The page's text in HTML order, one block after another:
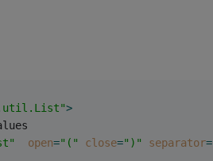
>
open="(" close=")" separator=